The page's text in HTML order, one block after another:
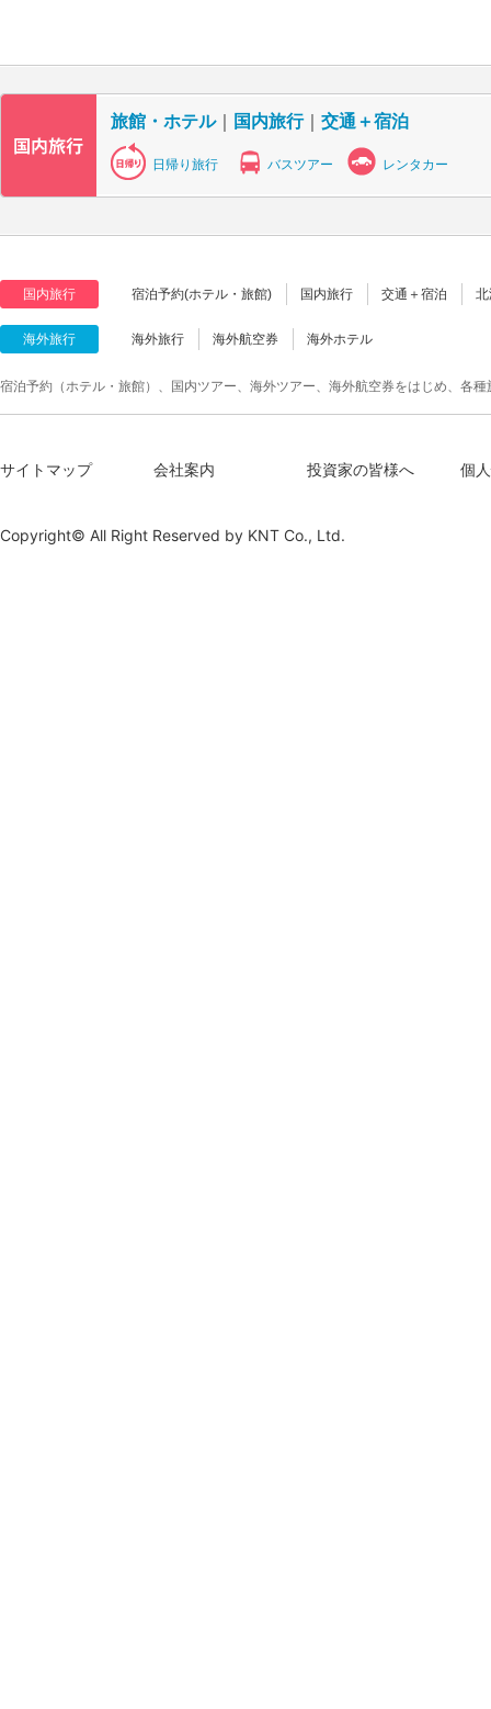
旅館・ホテル｜ 国内旅行｜ 交通＋宿泊
日帰り旅行 バスツアー レンタカー
国内旅行 宿泊予約(ホテル・旅館) 国内旅行 交通＋宿泊
海外旅行 海外旅行 海外航空券 海外ホテル
宿泊予約（ホテル・旅館）、国内ツアー、海外ツアー、海外航空券をはじめ、各
サイトマップ 会社案内 投資家の皆様へ 個
Copyright© All Right Reserved by KNT Co., Ltd.